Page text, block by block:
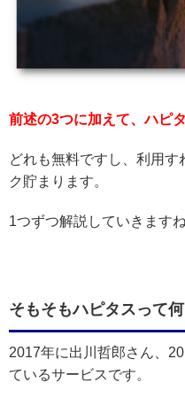
前述の3つに加えて、ハピ
どれも無料ですし、利用
ク貯まります。
1つずつ解説していきますね
そもそもハピタスって何
2017年に出川哲郎さん、
ているサービスです。